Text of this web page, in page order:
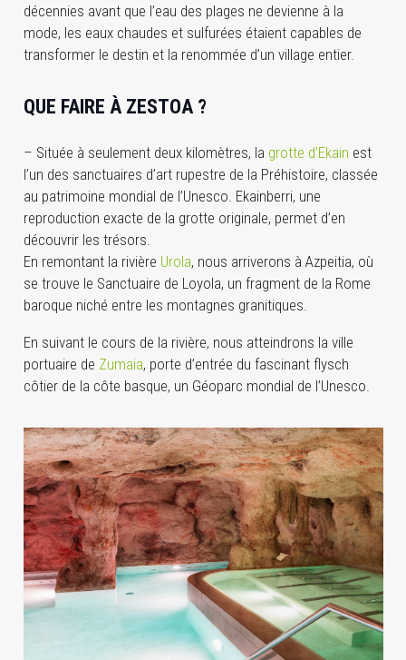
décennies avant que l’eau des plages ne devienne à la
mode, les eaux chaudes et sulfurées étaient capables de
transformer le destin et la renommée d’un village entier.
QUE FAIRE À ZESTOA ?
– Située à seulement deux kilomètres, la grotte d’Ekain est
l’un des sanctuaires d’art rupestre de la Préhistoire, classée
au patrimoine mondial de l’Unesco. Ekainberri, une
reproduction exacte de la grotte originale, permet d’en
découvrir les trésors.
En remontant la rivière Urola, nous arriverons à Azpeitia, où
se trouve le Sanctuaire de Loyola, un fragment de la Rome
baroque niché entre les montagnes granitiques.
En suivant le cours de la rivière, nous atteindrons la ville
portuaire de Zumaia, porte d’entrée du fascinant flysch
côtier de la côte basque, un Géoparc mondial de l’Unesco.